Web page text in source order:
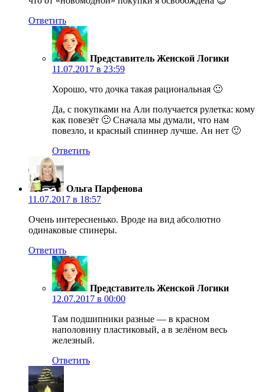
Ответить
Представитель Женской Логики
11.07.2017 в 23:59
Хорошо, что дочка такая рациональная 🙂
Да, с покупками на Али получается рулетка: кому
как повезёт 🙂 Сначала мы думали, что нам
повезло, и красный спиннер лучше. Ан нет 🙂
Ответить
Ольга Парфенова
11.07.2017 в 18:57
Очень интересненько. Вроде на вид абсолютно
одинаковые спинеры.
Ответить
Представитель Женской Логики
12.07.2017 в 00:00
Там подшипники разные — в красном
наполовину пластиковый, а в зелёном весь
железный.
Ответить